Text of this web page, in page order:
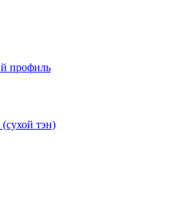
профиль
тэн)